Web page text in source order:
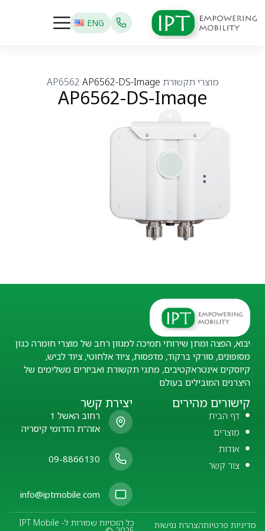
ENG
מוצרי תקשורת AP6562 AP6562-DS-Image
AP6562-DS-Image
יבוא, הפצה ומתן שירותי תמיכה למגוון רחב של מוצרי חומרה כגון
מסופונים, סורקי ברקוד, מדפסות, ציוד אלחוטי, ציוד לביש,
קיוסקים אינטראקטיבים, מתגי תקשורת ואביזרים משלימים של
היצרנים המובילים בעולם
קישורים מהירים
דף הבית
מוצרים
אודות
צור קשר
יצירת קשר
רחוב האשל 1
אזה"ת הדרומי קיסריה
09-8866130
info@iptmobile.com
מדיניות פרטיותהצהרת נגישות כל הזכויות שמורות ל- IPT Mobile